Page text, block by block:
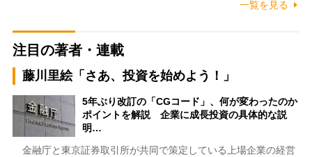
一覧を見る
注目の著者・連載
藤川里絵「さあ、投資を始めよう！」
5年ぶり改訂の「CGコード」、何が変わったのか
ポイントを解説 企業に成長投資の具体的な説
明…
金融庁と東京証券取引所が共同で策定している上場企業の経営